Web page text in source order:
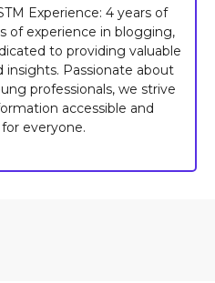
Experience: 4 years of
of experience in blogging,
to providing valuable
Passionate about
professionals, we strive
accessible and
everyone.